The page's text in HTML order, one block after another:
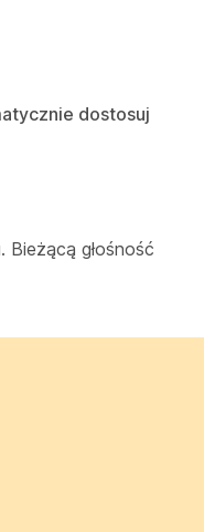
dostosuj
głośność